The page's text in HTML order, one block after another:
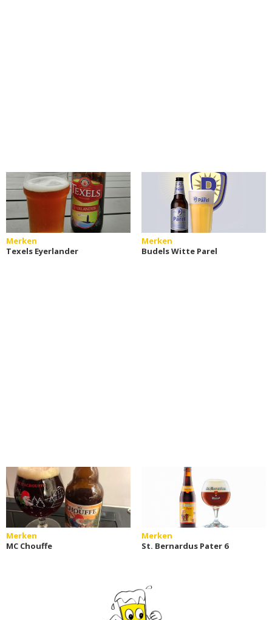
Merken
Texels Eyerlander
Merken
Budels Witte Parel
Merken
MC Chouffe
Merken
St. Bernardus Pater 6